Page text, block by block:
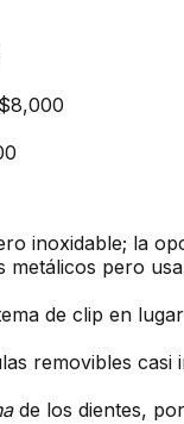
$8,000
inoxidable; la
pero
de clip en
removibles casi
de los dientes,